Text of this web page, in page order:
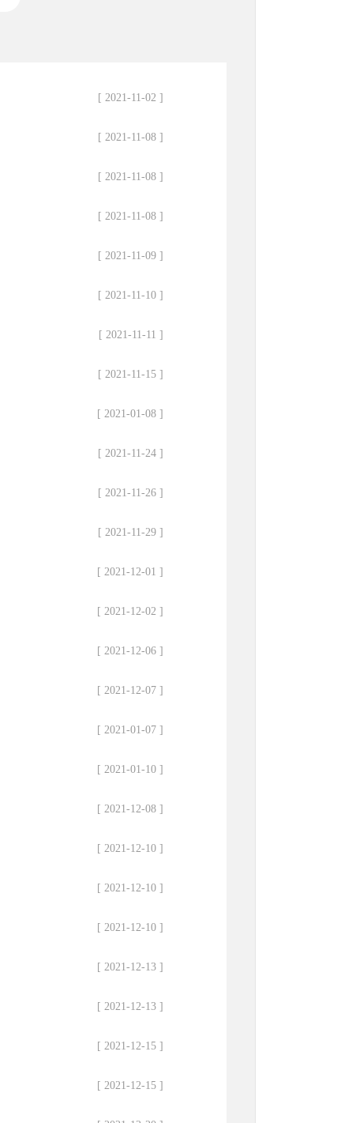
[ 2021-11-02 ]
[ 2021-11-08 ]
[ 2021-11-08 ]
[ 2021-11-08 ]
[ 2021-11-09 ]
[ 2021-11-10 ]
[ 2021-11-11 ]
[ 2021-11-15 ]
[ 2021-01-08 ]
[ 2021-11-24 ]
[ 2021-11-26 ]
[ 2021-11-29 ]
[ 2021-12-01 ]
[ 2021-12-02 ]
[ 2021-12-06 ]
[ 2021-12-07 ]
[ 2021-01-07 ]
[ 2021-01-10 ]
[ 2021-12-08 ]
[ 2021-12-10 ]
[ 2021-12-10 ]
[ 2021-12-10 ]
[ 2021-12-13 ]
[ 2021-12-13 ]
[ 2021-12-15 ]
[ 2021-12-15 ]